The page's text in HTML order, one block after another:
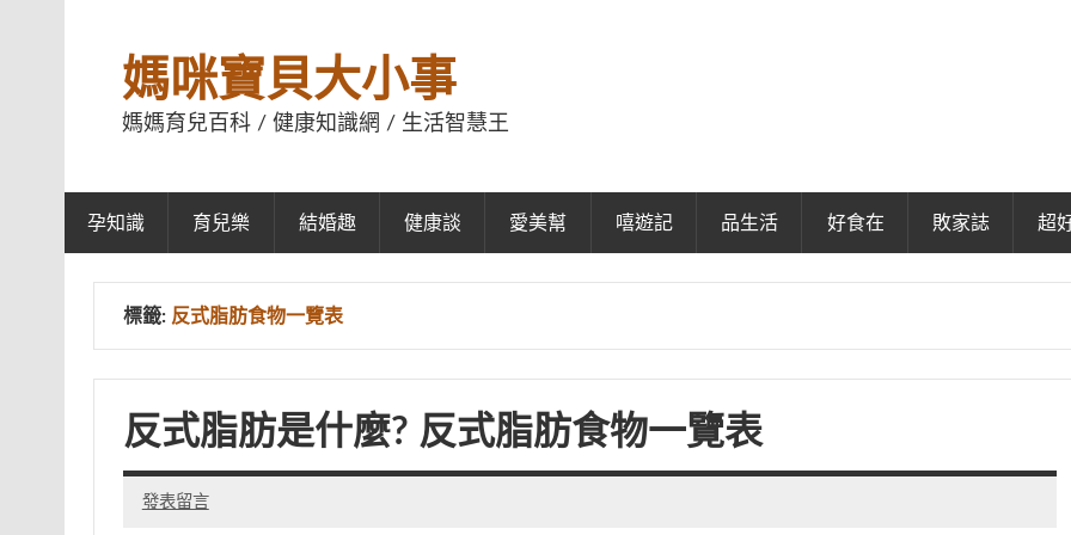
媽咪寶貝大小事
媽媽育兒百科 / 健康知識網 / 生活智慧王
孕知識 育兒樂 結婚趣 健康談 愛美幫 嘻遊記 品生活 好食在 敗家誌 超
標籤: 反式脂肪食物一覽表
反式脂肪是什麼? 反式脂肪食物一覽表
發表留言